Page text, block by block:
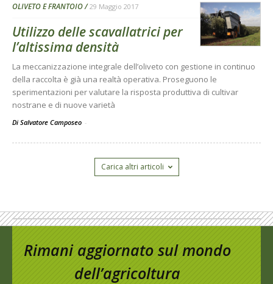
OLIVETO E FRANTOIO 29 Maggio 2017
Utilizzo delle scavallatrici per
l’altissima densità
La meccanizzazione integrale dell’oliveto con gestione in continuo
della raccolta è già una realtà operativa. Proseguono le
sperimentazioni per valutare la risposta produttiva di cultivar
nostrane e di nuove varietà
Di Salvatore Camposeo -
Carica altri articoli
Rimani aggiornato sul mondo
dell’agricoltura